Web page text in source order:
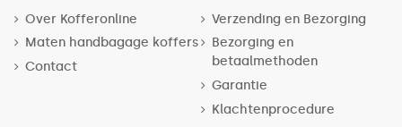
Over Kofferonline
Maten handbagage koffers
Contact
Verzending en Bezorging
Bezorging en
betaalmethoden
Garantie
Klachtenprocedure